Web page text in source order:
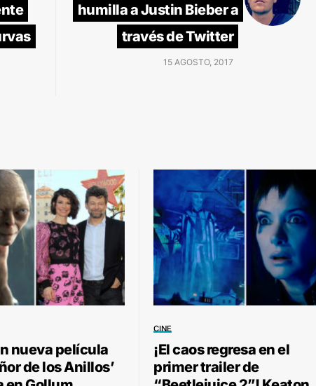
humilla a Justin Bieber a
través de Twitter
15 AGOSTO, 2017
nueva película
de los Anillos’
CINE
¡El caos regresa en el
primer trailer de